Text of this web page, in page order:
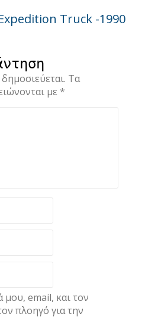
Truck -1990
Τα
με *
email, και τον
πλοηγό για την